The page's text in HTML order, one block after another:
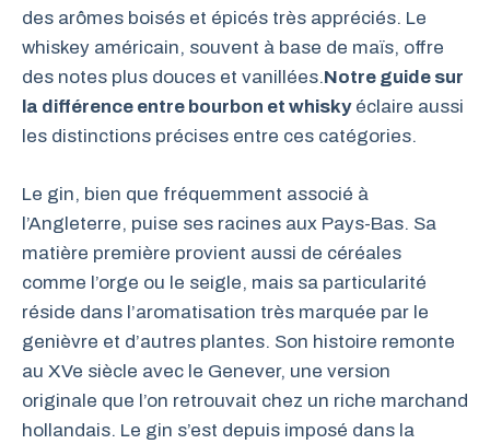
des arômes boisés et épicés très appréciés. Le
whiskey américain, souvent à base de maïs, offre
des notes plus douces et vanillées.Notre guide sur
la différence entre bourbon et whiskyéclaire aussi
les distinctions précises entre ces catégories.
Le gin, bien que fréquemment associé à
l’Angleterre, puise ses racines aux Pays-Bas. Sa
matière première provient aussi de céréales
comme l’orge ou le seigle, mais sa particularité
réside dans l’aromatisation très marquée par le
genièvre et d’autres plantes. Son histoire remonte
au XVe siècle avec le Genever, une version
originale que l’on retrouvait chez un riche marchand
hollandais. Le gin s’est depuis imposé dans la